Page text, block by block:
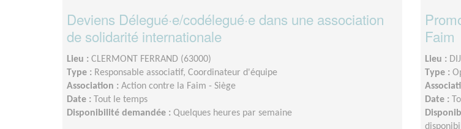
Deviens Délegué·e/codélegué·e dans une association
de solidarité internationale
Lieu : CLERMONT FERRAND (63000)
Type : Responsable associatif, Coordinateur d'équipe
Association : Action contre la Faim - Siège
Date :
Tout le temps
Disponibilité demandée : Quelques heures par semaine
Faim
Lieu :
Type :
Date :